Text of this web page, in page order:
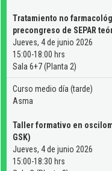
Tratamiento no
precongreso de SEPAR
Jueves, 4 de junio 2026
15:00-18:00 hrs
Sala 6+7 (Planta 2)
Curso medio día (tarde)
Asma
Taller formativo en
GSK)
Jueves, 4 de junio 2026
15:00-18:30 hrs